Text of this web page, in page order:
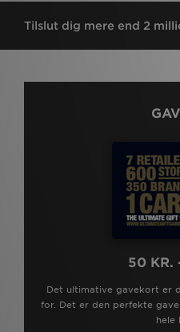
Tilslut dig mere end 2
50 KR.
Det ultimative gavekort er
for. Det er den perfekte
hele